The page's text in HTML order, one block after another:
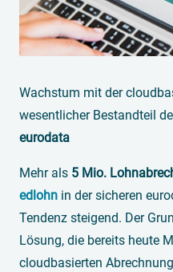
Wachstum mit der
wesentlicher Bestandteil
eurodata
Mehr als 5 Mio.
edlohn in der sicheren
Tendenz steigend. Der
Lösung, die bereits heute
cloudbasierten